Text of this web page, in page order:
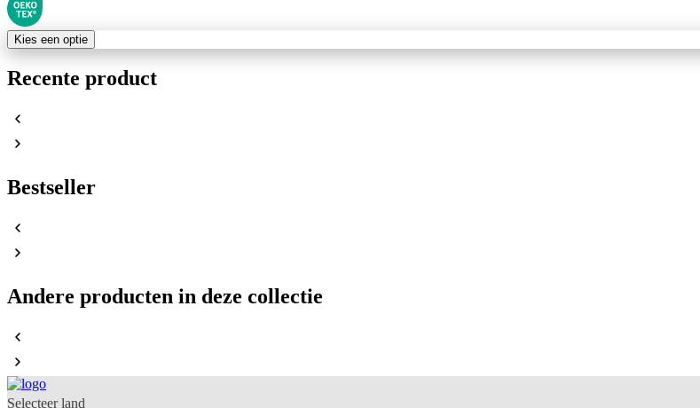
Kies een optie
Recente product
Bestseller
Andere producten in deze collectie
Selecteer land